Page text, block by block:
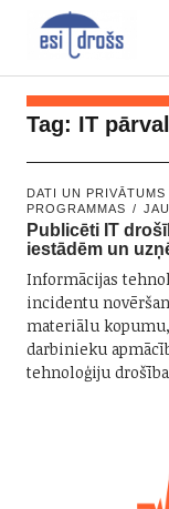
Tag: IT
DATI UN PRIVĀTUMS
PROGRAMMAS
Publicēti IT
iestādēm un
Informācijas
incidentu
materiālu
darbinieku
tehnoloģiju